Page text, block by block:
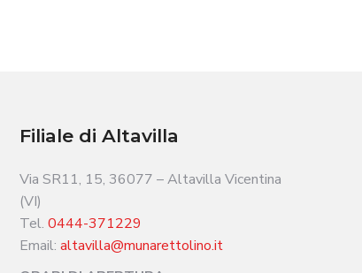
Filiale di Altavilla
Via SR11, 15, 36077 – Altavilla Vicentina
(VI)
Tel. 0444-371229
Email: altavilla@munarettolino.it